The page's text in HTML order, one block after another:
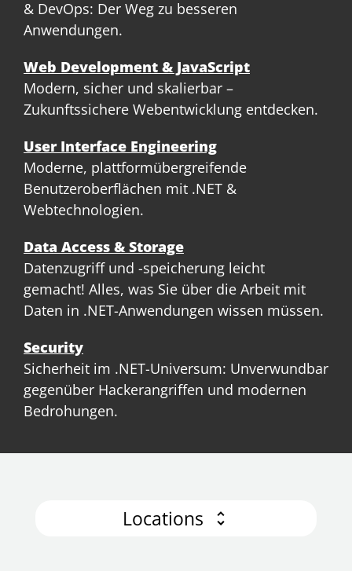
& DevOps: Der Weg zu besseren
Anwendungen.
Web Development & JavaScript
Modern, sicher und skalierbar –
Zukunftssichere Webentwicklung entdecken.
User Interface Engineering
Moderne, plattformübergreifende
Benutzeroberflächen mit .NET &
Webtechnologien.
Data Access & Storage
Datenzugriff und -speicherung leicht
gemacht! Alles, was Sie über die Arbeit mit
Daten in .NET-Anwendungen wissen müssen.
Security
Sicherheit im .NET-Universum: Unverwundbar
gegenüber Hackerangriffen und modernen
Bedrohungen.
Locations